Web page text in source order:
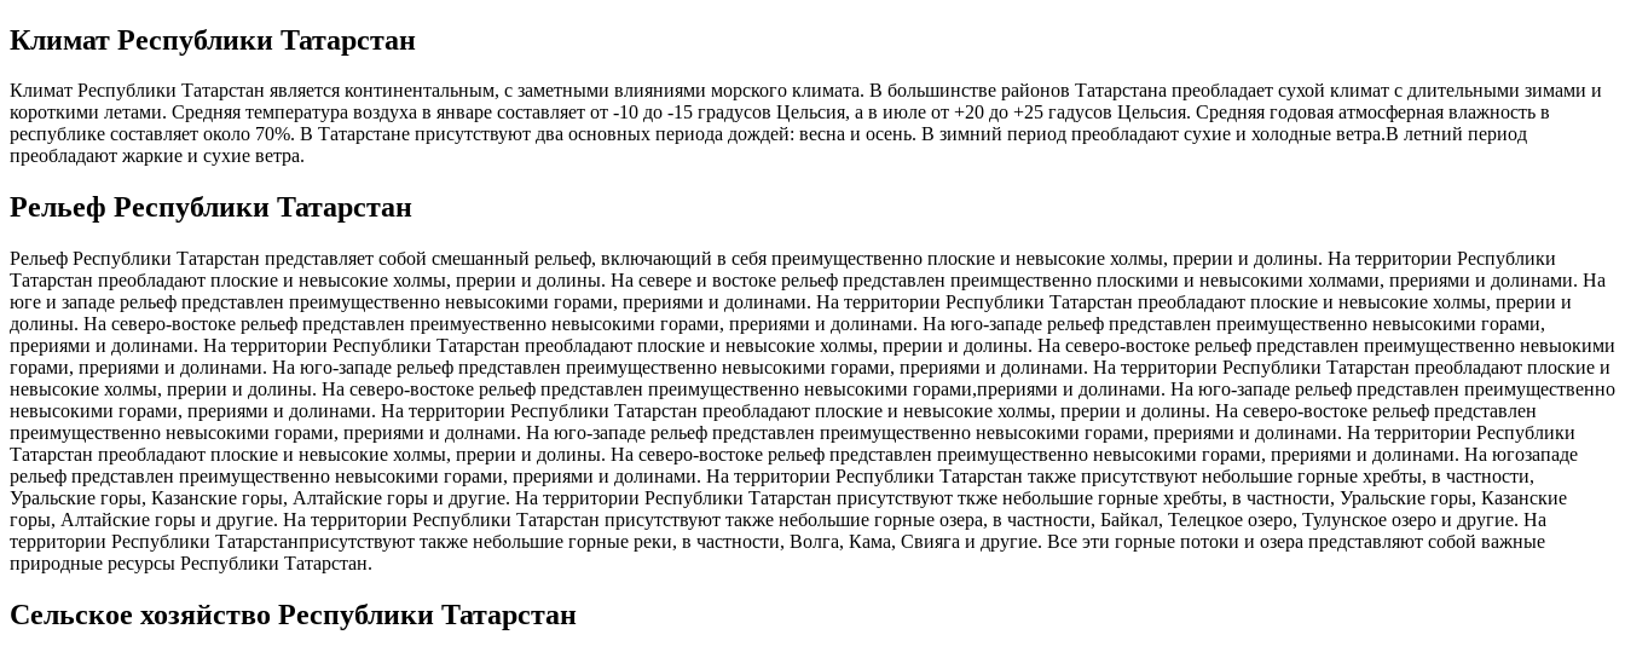
Климат Республики Татарстан
Климат Республики Татарстан является континентальным, с заметными влияниями морского климата. В большинстве районов Татарстана преобладает сухой климат с длительными зимами и
короткими летами. Средняя температура воздуха в январе составляет от -10 до -15 градусов Цельсия, а в июле от +20 до +25 гадусов Цельсия. Средняя годовая атмосферная влажность в
республике составляет около 70%. В Татарстане присутствуют два основных периода дождей: весна и осень. В зимний период преобладают сухие и холодные ветра.В летний период
преобладают жаркие и сухие ветра.
Рельеф Республики Татарстан
Рельеф Республики Татарстан представляет собой смешанный рельеф, включающий в себя преимущественно плоские и невысокие холмы, прерии и долины. На территории Республики
Татарстан преобладают плоские и невысокие холмы, прерии и долины. На севере и востоке рельеф представлен преимщественно плоскими и невысокими холмами, прериями и долинами. На
юге и западе рельеф представлен преимущественно невысокими горами, прериями и долинами. На территории Республики Татарстан преобладают плоские и невысокие холмы, прерии и
долины. На северо-востоке рельеф представлен преимуественно невысокими горами, прериями и долинами. На юго-западе рельеф представлен преимущественно невысокими горами,
прериями и долинами. На территории Республики Татарстан преобладают плоские и невысокие холмы, прерии и долины. На северо-востоке рельеф представлен преимущественно невыокими
горами, прериями и долинами. На юго-западе рельеф представлен преимущественно невысокими горами, прериями и долинами. На территории Республики Татарстан преобладают плоские и
невысокие холмы, прерии и долины. На северо-востоке рельеф представлен преимущественно невысокими горами,прериями и долинами. На юго-западе рельеф представлен преимущественно
невысокими горами, прериями и долинами. На территории Республики Татарстан преобладают плоские и невысокие холмы, прерии и долины. На северо-востоке рельеф представлен
преимущественно невысокими горами, прериями и долнами. На юго-западе рельеф представлен преимущественно невысокими горами, прериями и долинами. На территории Республики
Татарстан преобладают плоские и невысокие холмы, прерии и долины. На северо-востоке рельеф представлен преимущественно невысокими горами, прериями и долинами. На югозападе
рельеф представлен преимущественно невысокими горами, прериями и долинами. На территории Республики Татарстан также присутствуют небольшие горные хребты, в частности,
Уральские горы, Казанские горы, Алтайские горы и другие. На территории Республики Татарстан присутствуют ткже небольшие горные хребты, в частности, Уральские горы, Казанские
горы, Алтайские горы и другие. На территории Республики Татарстан присутствуют также небольшие горные озера, в частности, Байкал, Телецкое озеро, Тулунское озеро и другие. На
территории Республики Татарстанприсутствуют также небольшие горные реки, в частности, Волга, Кама, Свияга и другие. Все эти горные потоки и озера представляют собой важные
природные ресурсы Республики Татарстан.
Сельское хозяйство Республики Татарстан